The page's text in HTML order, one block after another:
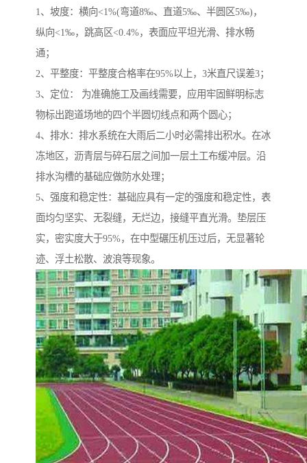
1、坡度：横向<1%(弯道8‰、直道5‰、半圆区5‰)，
纵向<1‰，跳高区<0.4%，表面应平坦光滑、排水畅
通；
2、平整度：平整度合格率在95%以上，3米直尺误差3；
3、定位： 为准确施工及画线需要，应用牢固鲜明标志
物标出跑道场地的四个半圆切线点和两个圆心；
4、排水：排水系统在大雨后二小时必需排出积水。在冰
冻地区，沥青层与碎石层之间加一层土工布缓冲层。沿
排水沟槽的基础应做防水处理；
5、强度和稳定性：基础应具有一定的强度和稳定性，表
面均匀坚实、无裂缝，无烂边，接缝平直光滑。垫层压
实，密实度大于95%，在中型碾压机压过后，无显著轮
迹、浮土松散、波浪等现象。